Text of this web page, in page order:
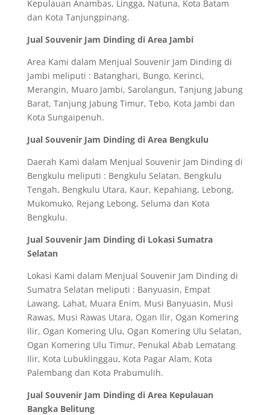
Kepulauan Anambas, Lingga, Natuna, Kota Batam
dan Kota Tanjungpinang.
Jual Souvenir Jam Dinding di Area Jambi
Area Kami dalam Menjual Souvenir Jam Dinding di
Jambi meliputi : Batanghari, Bungo, Kerinci,
Merangin, Muaro Jambi, Sarolangun, Tanjung Jabung
Barat, Tanjung Jabung Timur, Tebo, Kota Jambi dan
Kota Sungaipenuh.
Jual Souvenir Jam Dinding di Area Bengkulu
Daerah Kami dalam Menjual Souvenir Jam Dinding di
Bengkulu meliputi : Bengkulu Selatan, Bengkulu
Tengah, Bengkulu Utara, Kaur, Kepahiang, Lebong,
Mukomuko, Rejang Lebong, Seluma dan Kota
Bengkulu.
Jual Souvenir Jam Dinding di Lokasi Sumatra
Selatan
Lokasi Kami dalam Menjual Souvenir Jam Dinding di
Sumatra Selatan meliputi : Banyuasin, Empat
Lawang, Lahat, Muara Enim, Musi Banyuasin, Musi
Rawas, Musi Rawas Utara, Ogan Ilir, Ogan Komering
Ilir, Ogan Komering Ulu, Ogan Komering Ulu Selatan,
Ogan Komering Ulu Timur, Penukal Abab Lematang
Ilir, Kota Lubuklinggau, Kota Pagar Alam, Kota
Palembang dan Kota Prabumulih.
Jual Souvenir Jam Dinding di Area Kepulauan
Bangka Belitung